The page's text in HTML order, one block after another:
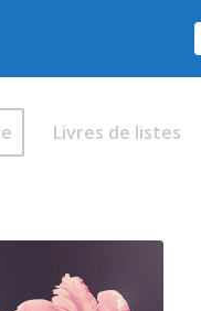
Livres de listes